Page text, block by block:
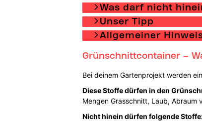
Was darf nicht
Unser Tipp
Allgemeiner
Grünschnittcontainer –
Bei deinem Gartenprojekt werden
Diese Stoffe dürfen in den
Mengen Grasschnitt, Laub, Abraum
Nicht hinein dürfen folgende